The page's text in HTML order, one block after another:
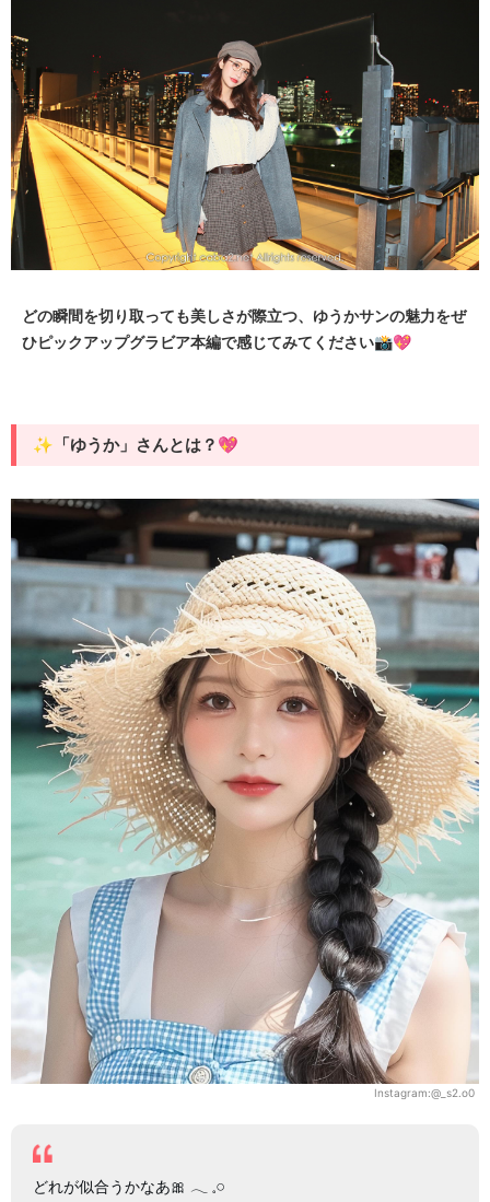
どの瞬間を切り取っても美しさが際立つ、ゆうかサンの魅力をぜ
ひピックアップグラビア本編で感じてみてください📸💖
✨「ゆうか」さんとは？💖
Instagram:@_s2.o0
どれが似合うかなあ🎀 𓂃 𓈒𓏸